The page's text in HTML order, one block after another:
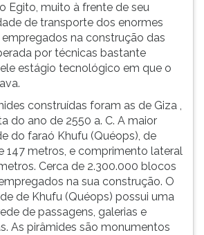
Egito, muito à frente de seu
de transporte dos enormes
na construção das
por técnicas bastante
estágio tecnológico em que o
construídas foram as de Giza ,
do ano de 2550 a. C. A maior
do faraó Khufu (Quéops), de
147 metros, e comprimento lateral
Cerca de 2.300.000 blocos
na sua construção. O
de Khufu (Quéops) possui uma
de passagens, galerias e
As pirâmides são monumentos